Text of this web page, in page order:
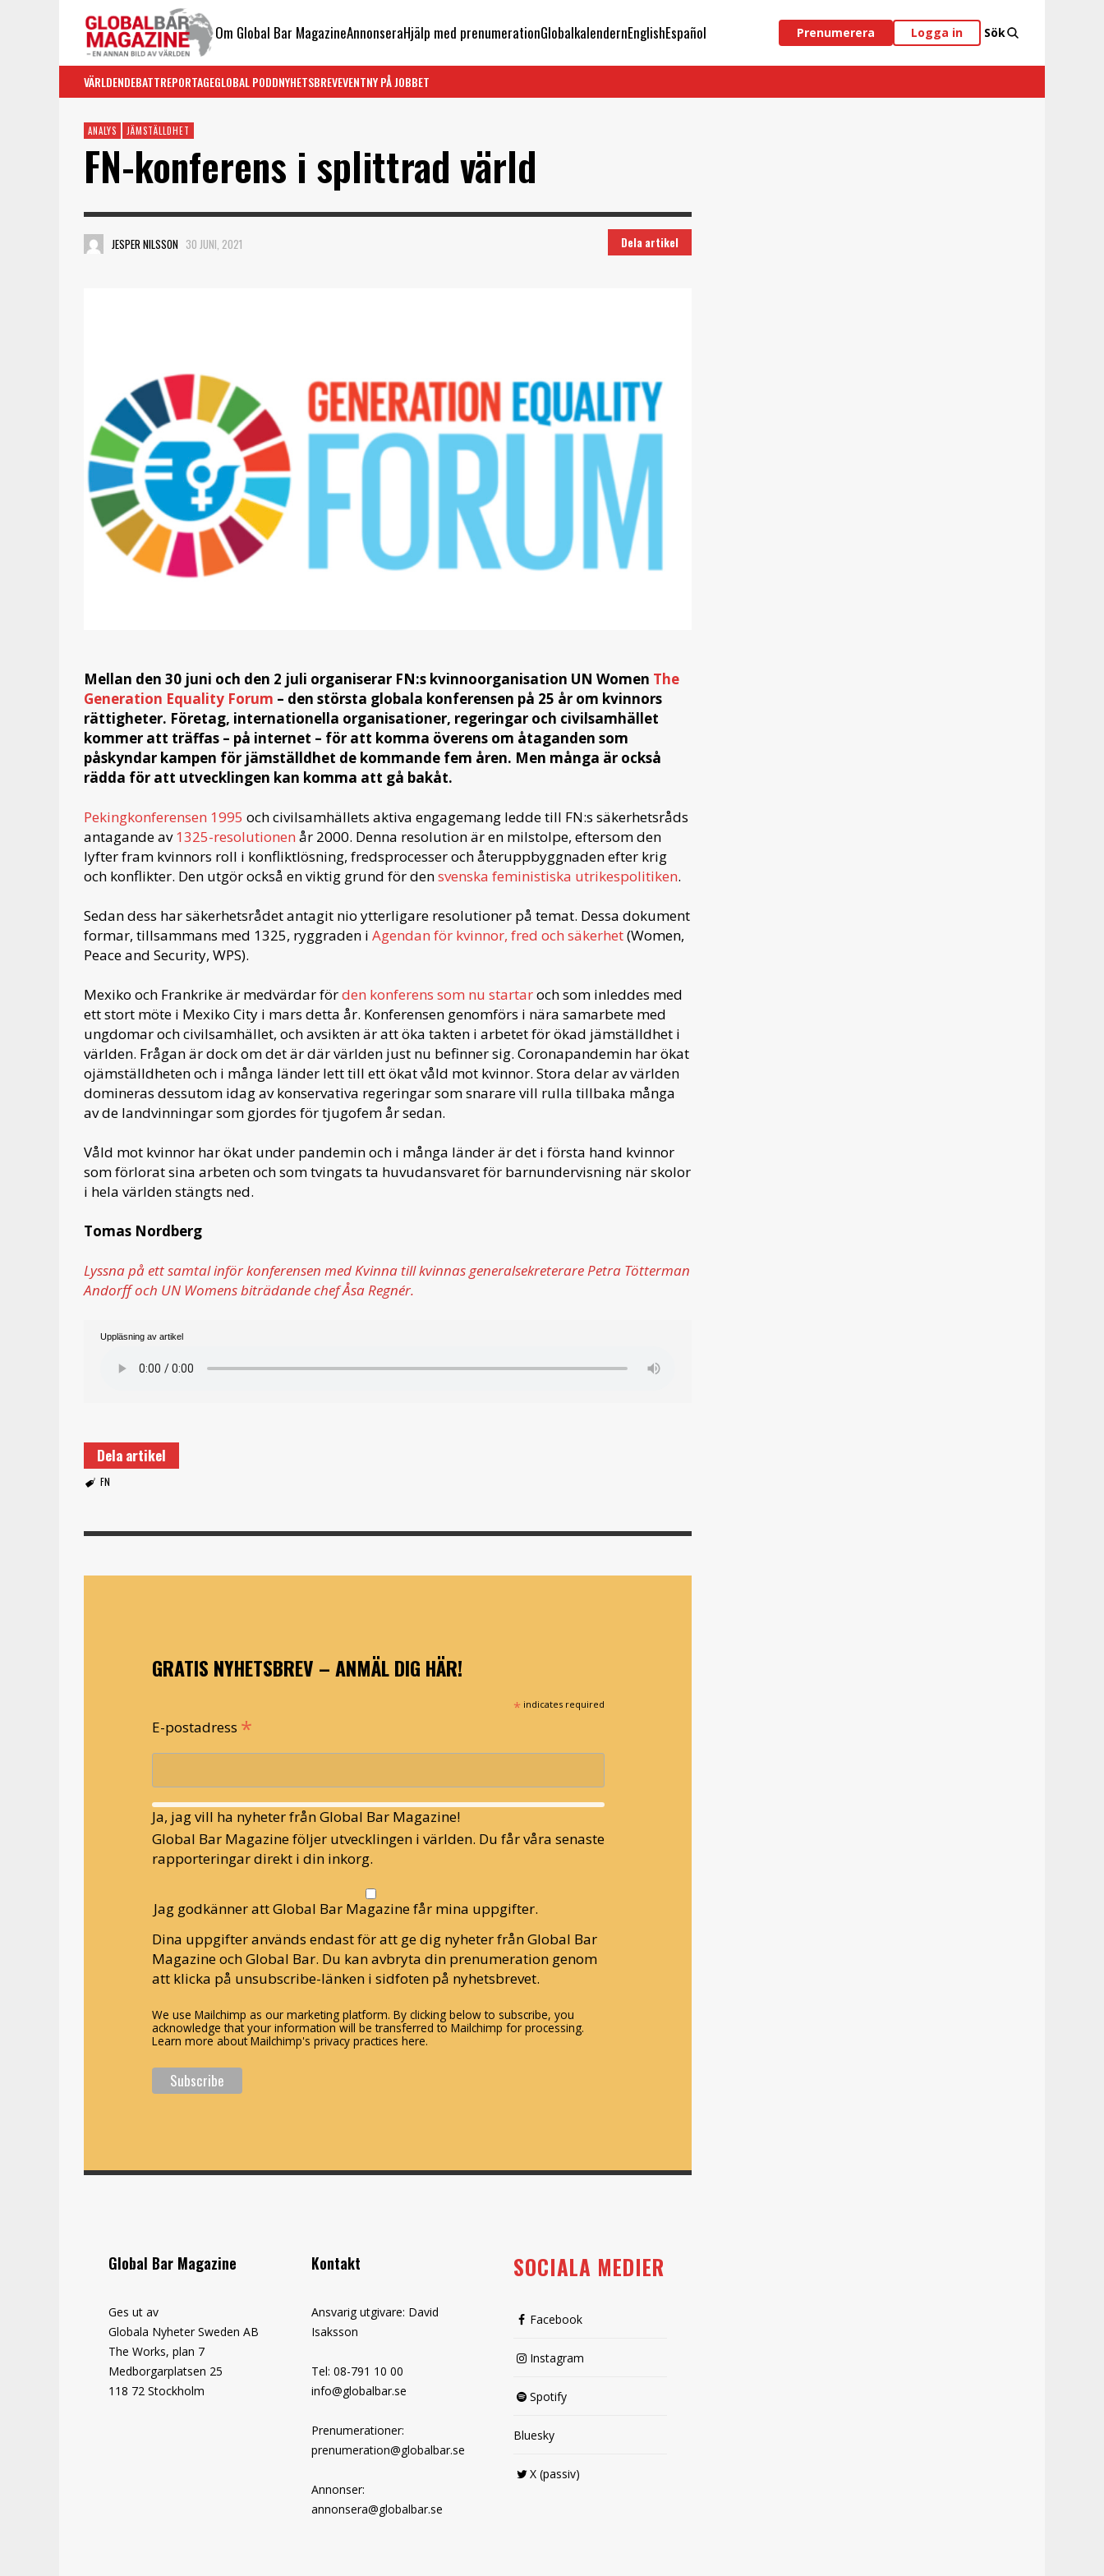
Om Global Bar MagazineAnnonseraHjälp med prenumerationGlobalkalendernEnglishEspañol Prenumerera Logga in Sök
VÄRLDENDEBATTREPORTAGEGLOBAL PODDNYHETSBREVEVENTNY PÅ JOBBET
ANALYS JÄMSTÄLLDHET
FN-konferens i splittrad värld
JESPER NILSSON 30 JUNI, 2021 Dela artikel
Mellan den 30 juni och den 2 juli organiserar FN:s kvinnoorganisation UN Women The
Generation Equality Forum – den största globala konferensen på 25 år om kvinnors
rättigheter. Företag, internationella organisationer, regeringar och civilsamhället
kommer att träffas – på internet – för att komma överens om åtaganden som
påskyndar kampen för jämställdhet de kommande fem åren. Men många är också
rädda för att utvecklingen kan komma att gå bakåt.
Pekingkonferensen 1995 och civilsamhällets aktiva engagemang ledde till FN:s säkerhetsråds
antagande av1325-resolutionen år 2000. Denna resolution är en milstolpe, eftersom den
lyfter fram kvinnors roll i konfliktlösning, fredsprocesser och återuppbyggnaden efter krig
och konflikter. Den utgör också en viktig grund för densvenska feministiska utrikespolitiken.
Sedan dess har säkerhetsrådet antagit nio ytterligare resolutioner på temat. Dessa dokument
formar, tillsammans med 1325, ryggraden i Agendan för kvinnor, fred och säkerhet(Women,
Peace and Security, WPS).
Mexiko och Frankrike är medvärdar förden konferens som nu startaroch som inleddes med
ett stort möte i Mexiko City i mars detta år. Konferensen genomförs i nära samarbete med
ungdomar och civilsamhället, och avsikten är att öka takten i arbetet för ökad jämställdhet i
världen. Frågan är dock om det är där världen just nu befinner sig. Coronapandemin har ökat
ojämställdheten och i många länder lett till ett ökat våld mot kvinnor. Stora delar av världen
domineras dessutom idag av konservativa regeringar som snarare vill rulla tillbaka många
av de landvinningar som gjordes för tjugofem år sedan.
Våld mot kvinnor har ökat under pandemin och i många länder är det i första hand kvinnor
som förlorat sina arbeten och som tvingats ta huvudansvaret för barnundervisning när skolor
i hela världen stängts ned.
Tomas Nordberg
Lyssna på ett samtal inför konferensen med Kvinna till kvinnas generalsekreterare Petra Tötterman
Andorff och UN Womens biträdande chef Åsa Regnér.
Uppläsning av artikel
Dela artikel
FN
GRATIS NYHETSBREV – ANMÄL DIG HÄR!
* indicates required
E-postadress *
Ja, jag vill ha nyheter från Global Bar Magazine!
Global Bar Magazine följer utvecklingen i världen. Du får våra senaste
rapporteringar direkt i din inkorg.
Jag godkänner att Global Bar Magazine får mina uppgifter.
Dina uppgifter används endast för att ge dig nyheter från Global Bar
Magazine och Global Bar. Du kan avbryta din prenumeration genom
att klicka på unsubscribe-länken i sidfoten på nyhetsbrevet.
We use Mailchimp as our marketing platform. By clicking below to subscribe, you
acknowledge that your information will be transferred to Mailchimp for processing.
Learn more about Mailchimp's privacy practices here.
Global Bar Magazine
Ges ut av
Globala Nyheter Sweden AB
The Works, plan 7
Medborgarplatsen 25
118 72 Stockholm
Kontakt
Ansvarig utgivare: David
Isaksson
Tel: 08-791 10 00
info@globalbar.se
Prenumerationer:
prenumeration@globalbar.se
Annonser:
annonsera@globalbar.se
SOCIALA MEDIER
Facebook
Instagram
Spotify
Bluesky
X (passiv)